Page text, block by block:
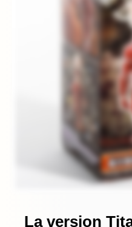
La version